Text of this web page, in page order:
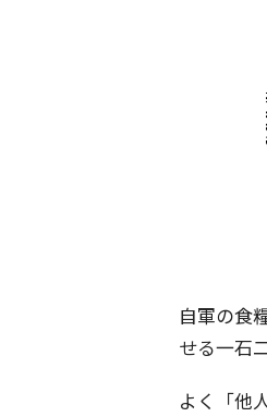
自軍の食
せる一石
よく「他